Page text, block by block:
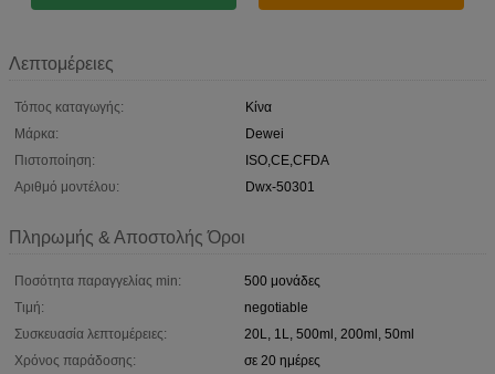
Λεπτομέρειες
Τόπος καταγωγής:
Κίνα
Μάρκα:
Dewei
Πιστοποίηση:
ISO,CE,CFDA
Αριθμό μοντέλου:
Dwx-50301
Πληρωμής & Αποστολής Όροι
Ποσότητα παραγγελίας min:
500 μονάδες
Τιμή:
negotiable
Συσκευασία λεπτομέρειες:
20L, 1L, 500ml, 200ml, 50ml
Χρόνος παράδοσης:
σε 20 ημέρες